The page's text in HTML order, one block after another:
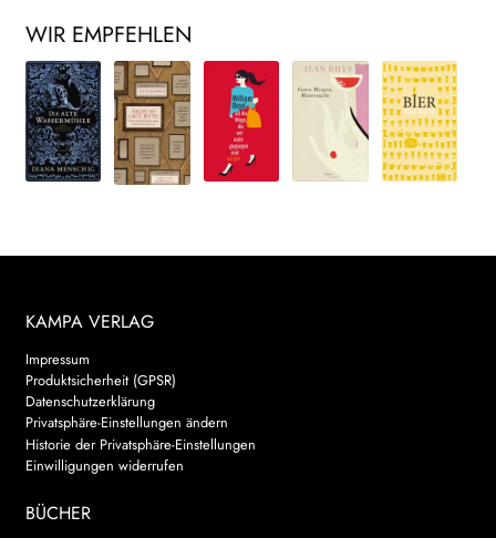
WIR EMPFEHLEN
KAMPA VERLAG
Impressum
Produktsicherheit (GPSR)
Datenschutzerklärung
Privatsphäre-Einstellungen ändern
Historie der Privatsphäre-Einstellungen
Einwilligungen widerrufen
BÜCHER